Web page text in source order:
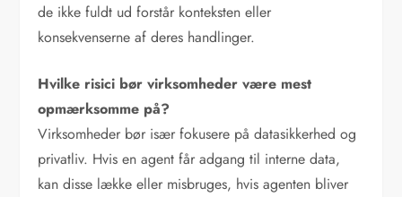
de ikke fuldt ud forstår konteksten eller
konsekvenserne af deres handlinger.
Hvilke risici bør virksomheder være mest
opmærksomme på?
Virksomheder bør især fokusere på datasikkerhed og
privatliv. Hvis en agent får adgang til interne data,
kan disse lække eller misbruges, hvis agenten bliver